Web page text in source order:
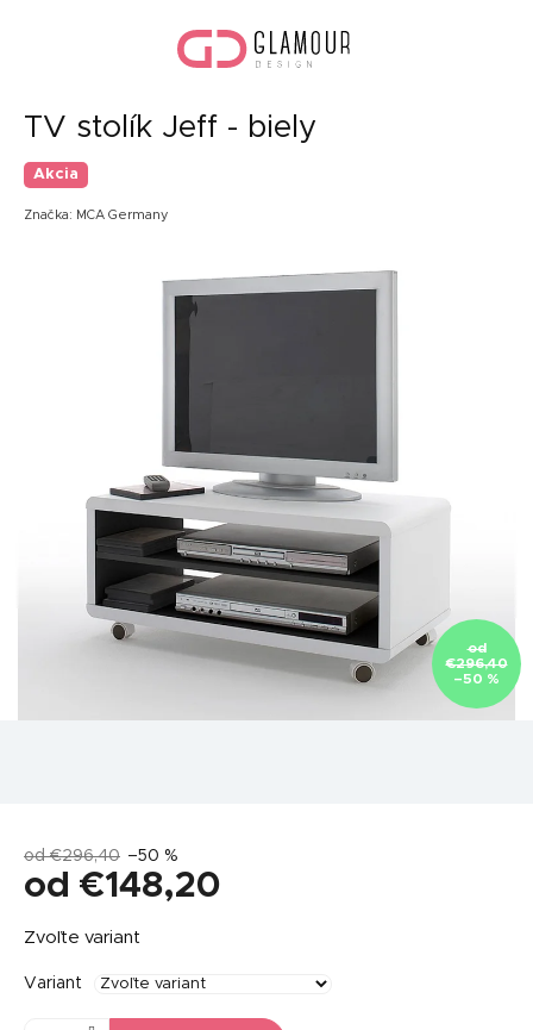
TV stolík Jeff - biely
Akcia
Značka: MCA Germany
od
€296,40
–50 %
od €296,40 –50 %
od €148,20
cena:
Zvoľte variant
Variant